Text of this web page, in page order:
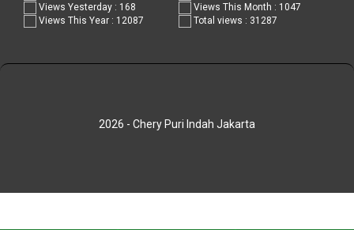
Views Yesterday : 168
Views This Month : 1047
Views This Year : 12087
Total views : 31287
2026 - Chery Puri Indah Jakarta